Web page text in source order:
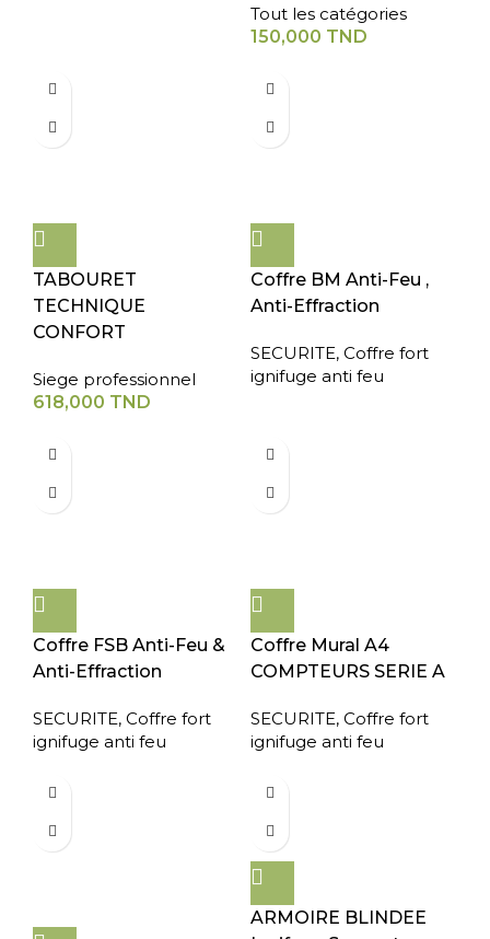
Tout les catégories
150,000 TND
TABOURET
TECHNIQUE
CONFORT
Siege professionnel
618,000 TND
Coffre BM Anti-Feu ,
Anti-Effraction
SECURITE, Coffre fort
ignifuge anti feu
Coffre FSB Anti-Feu &
Anti-Effraction
SECURITE, Coffre fort
ignifuge anti feu
Coffre Mural A4
COMPTEURS SERIE A
SECURITE, Coffre fort
ignifuge anti feu
ARMOIRE BLINDEE